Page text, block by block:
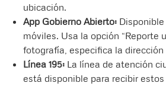
ubicación.
App Gobierno Abierto:
móviles. Usa la opción “Reporte
fotografía, especifica la
Línea 195: La línea de atención
está disponible para recibir